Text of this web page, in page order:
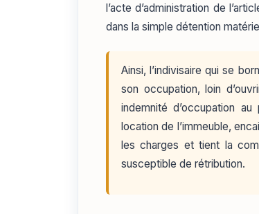
l’acte d’administration de
dans la simple détention
Ainsi, l’indivisaire qui se
son occupation, loin
indemnité d’occupation
location de l’immeuble,
les charges et tient la
susceptible de rétribution.